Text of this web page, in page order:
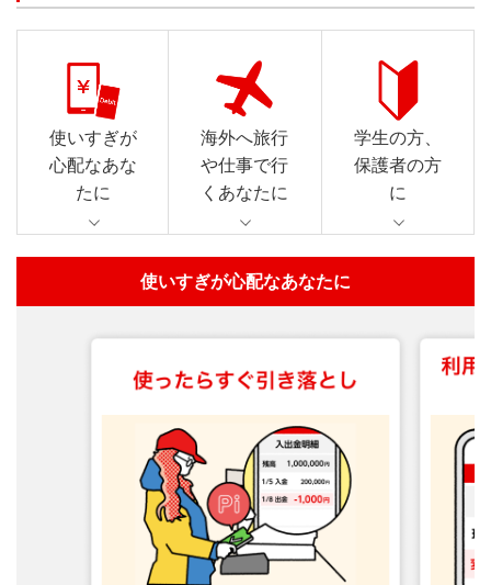
使いすぎが
心配なあな
たに
海外へ旅行
や仕事で行
くあなたに
学生の方、
保護者の方
に
使いすぎが心配なあなたに